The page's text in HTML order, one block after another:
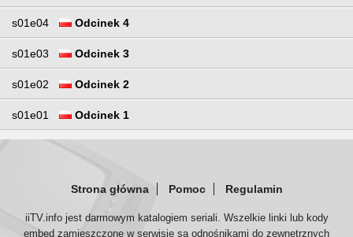
s01e04 Odcinek 4
s01e03 Odcinek 3
s01e02 Odcinek 2
s01e01 Odcinek 1
Strona główna Pomoc Regulamin
iiTV.info jest darmowym katalogiem seriali. Wszelkie linki lub kody
embed zamieszczone w serwisie są odnośnikami do zewnętrznych